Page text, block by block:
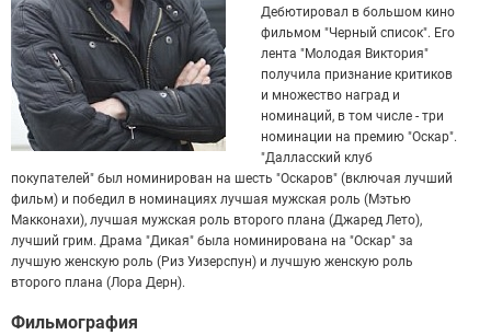
Дебютировал в большом кино
фильмом "Черный список". Его
лента "Молодая Виктория"
получила признание критиков
и множество наград и
номинаций, в том числе - три
номинации на премию "Оскар".
"Далласский клуб
покупателей" был номинирован на шесть "Оскаров" (включая лучший
фильм) и победил в номинациях лучшая мужская роль (Мэтью
Макконахи), лучшая мужская роль второго плана (Джаред Лето),
лучший грим. Драма "Дикая" была номинирована на "Оскар" за
лучшую женскую роль (Риз Уизерспун) и лучшую женскую роль
второго плана (Лора Дерн).
Фильмография